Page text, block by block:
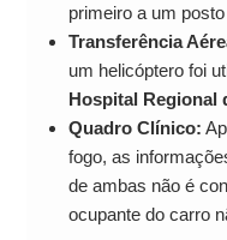
primeiro a um
Transferência
um helicóptero foi
Hospital Regional
Quadro Clínico:
fogo, as
de ambas não é
ocupante do carro